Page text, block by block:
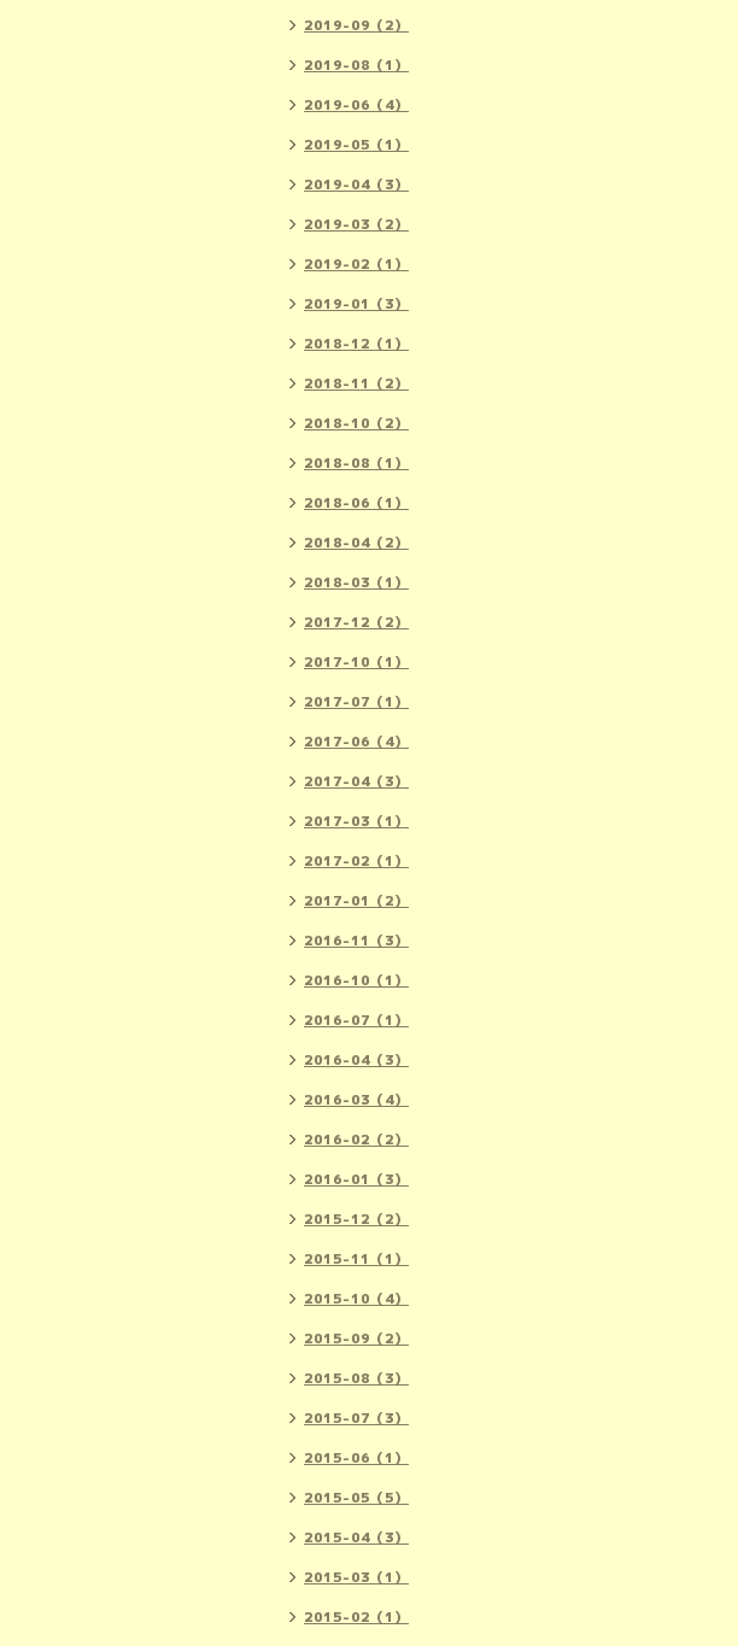
2019-09（2）
2019-08（1）
2019-06（4）
2019-05（1）
2019-04（3）
2019-03（2）
2019-02（1）
2019-01（3）
2018-12（1）
2018-11（2）
2018-10（2）
2018-08（1）
2018-06（1）
2018-04（2）
2018-03（1）
2017-12（2）
2017-10（1）
2017-07（1）
2017-06（4）
2017-04（3）
2017-03（1）
2017-02（1）
2017-01（2）
2016-11（3）
2016-10（1）
2016-07（1）
2016-04（3）
2016-03（4）
2016-02（2）
2016-01（3）
2015-12（2）
2015-11（1）
2015-10（4）
2015-09（2）
2015-08（3）
2015-07（3）
2015-06（1）
2015-05（5）
2015-04（3）
2015-03（1）
2015-02（1）